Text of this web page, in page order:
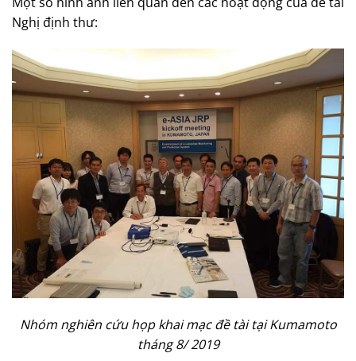
Nghị định thư:
Nhóm nghiên cứu họp khai mạc đề tài tại Kumamoto
tháng 8/ 2019